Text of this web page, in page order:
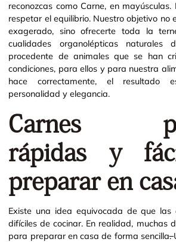
reconozcas como Carne, en
respetar el equilibrio. Nuestro objetivo no
exagerado, sino ofrecerte toda la
cualidades organolépticas
procedente de animales que se han
condiciones, para ellos y para nuestra
hace correctamente, el resultado
personalidad y elegancia.
Carnes
rápidas y
preparar en
Existe una idea equivocada de que las
difíciles de cocinar. En realidad, muchas
para preparar en casa de forma sencilla.